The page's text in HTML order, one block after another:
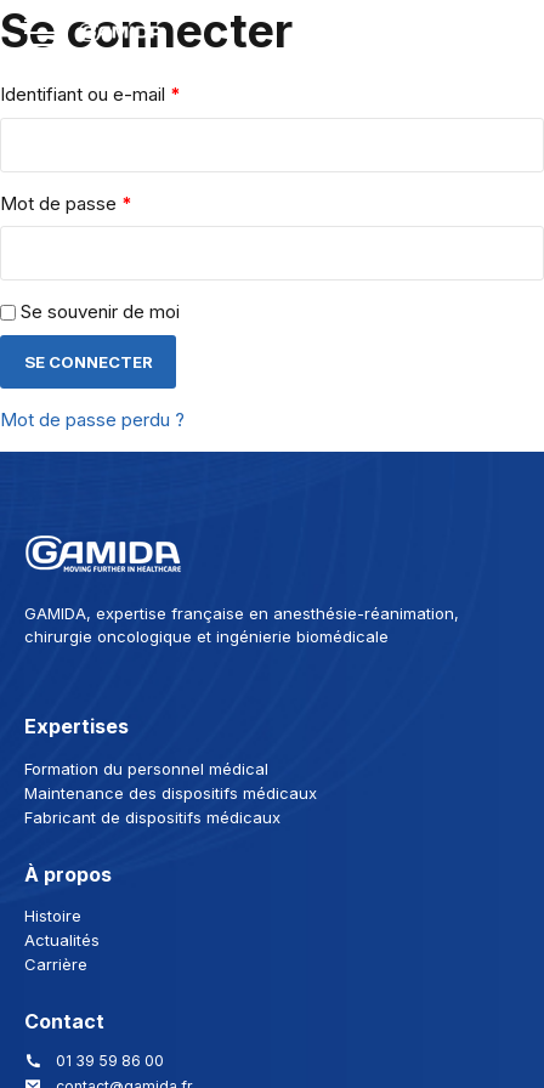
Se connecter
Identifiant ou e-mail *
Mot de passe *
Se souvenir de moi
SE CONNECTER
Mot de passe perdu ?
GAMIDA, expertise française en anesthésie-réanimation,
chirurgie oncologique et ingénierie biomédicale
Expertises
Formation du personnel médical
Maintenance des dispositifs médicaux
Fabricant de dispositifs médicaux
À propos
Histoire
Actualités
Carrière
Contact
01 39 59 86 00